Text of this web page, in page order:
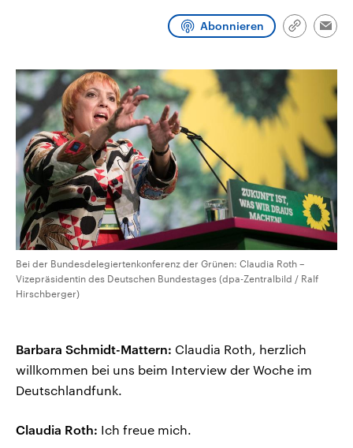
Abonnieren
Link
Bei der Bundesdelegiertenkonferenz der Grünen: Claudia Roth –
Vizepräsidentin des Deutschen Bundestages (dpa-Zentralbild / Ralf
Hirschberger)
Barbara Schmidt-Mattern: Claudia Roth, herzlich
willkommen bei uns beim Interview der Woche im
Deutschlandfunk.
Claudia Roth: Ich freue mich.